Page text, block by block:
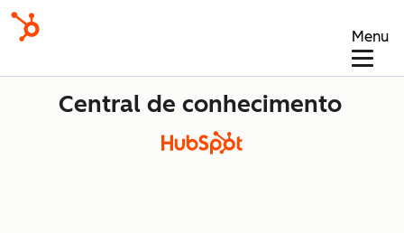
Menu
Central de conhecimento